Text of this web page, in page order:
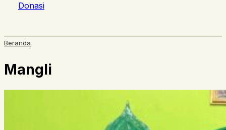
Donasi
Beranda
Mangli